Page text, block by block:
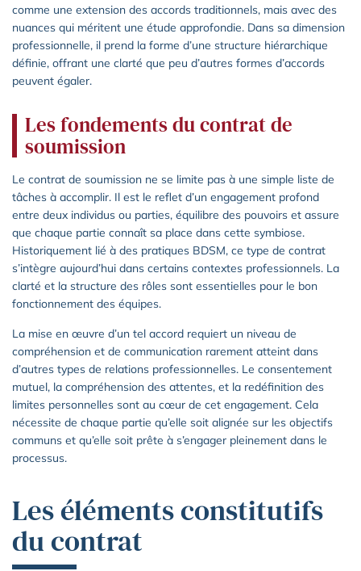
comme une extension des accords traditionnels, mais avec des
nuances qui méritent une étude approfondie. Dans sa dimension
professionnelle, il prend la forme d’une structure hiérarchique
définie, offrant une clarté que peu d’autres formes d’accords
peuvent égaler.
Les fondements du contrat de
soumission
Le contrat de soumission ne se limite pas à une simple liste de
tâches à accomplir. Il est le reflet d’un engagement profond
entre deux individus ou parties, équilibre des pouvoirs et assure
que chaque partie connaît sa place dans cette symbiose.
Historiquement lié à des pratiques BDSM, ce type de contrat
s’intègre aujourd’hui dans certains contextes professionnels. La
clarté et la structure des rôles sont essentielles pour le bon
fonctionnement des équipes.
La mise en œuvre d’un tel accord requiert un niveau de
compréhension et de communication rarement atteint dans
d’autres types de relations professionnelles. Le consentement
mutuel, la compréhension des attentes, et la redéfinition des
limites personnelles sont au cœur de cet engagement. Cela
nécessite de chaque partie qu’elle soit alignée sur les objectifs
communs et qu’elle soit prête à s’engager pleinement dans le
processus.
Les éléments constitutifs
du contrat